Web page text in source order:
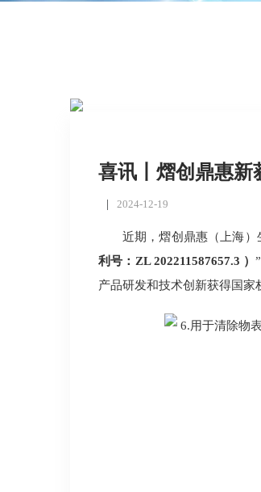
喜讯丨熠创鼎惠新
2024-12-19
近期，熠创鼎惠（上海）
利号：ZL 202211587657.3 ）
产品研发和技术创新获得国家